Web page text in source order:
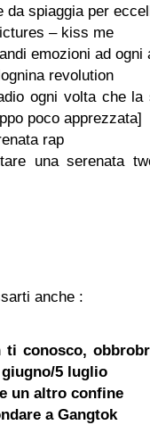
da spiaggia per
– kiss me
emozioni ad ogni
revolution
ogni volta che la
poco apprezzata]
rap
una serenata
anche :
ti conosco,
5 luglio
un altro confine
a Gangtok